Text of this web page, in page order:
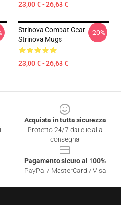
23,00 € - 26,68 €
Strinova Combat Gear
Strinova Mugs
23,00 € - 26,68 €
-20%
Acquista in tutta sicurezza
Protetto 24/7 dai clic alla
consegna
Pagamento sicuro al 100%
PayPal / MasterCard / Visa